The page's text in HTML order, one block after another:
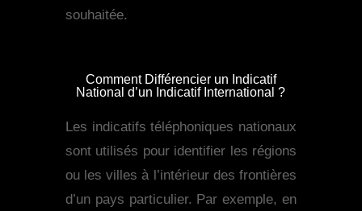
souhaitée.
Comment Différencier un Indicatif
National d’un Indicatif International ?
Les indicatifs téléphoniques nationaux
sont utilisés pour identifier les régions
ou les villes à l’intérieur des frontières
d’un pays particulier. Par exemple, en